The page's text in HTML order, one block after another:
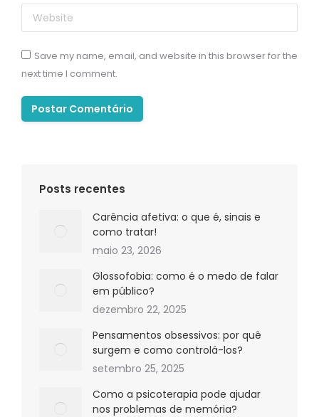
Website
Save my name, email, and website in this browser for the
next time I comment.
Postar Comentário
Posts recentes
Carência afetiva: o que é, sinais e
como tratar!
maio 23, 2026
Glossofobia: como é o medo de falar
em público?
dezembro 22, 2025
Pensamentos obsessivos: por quê
surgem e como controlá-los?
setembro 25, 2025
Como a psicoterapia pode ajudar
nos problemas de memória?